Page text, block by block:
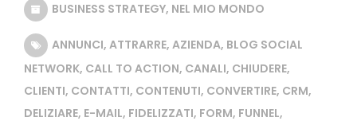
BUSINESS STRATEGY, NEL MIO MONDO
ANNUNCI, ATTRARRE, AZIENDA, BLOG SOCIAL
NETWORK, CALL TO ACTION, CANALI, CHIUDERE,
CLIENTI, CONTATTI, CONTENUTI, CONVERTIRE, CRM,
DELIZIARE, E-MAIL, FIDELIZZATI, FORM, FUNNEL,